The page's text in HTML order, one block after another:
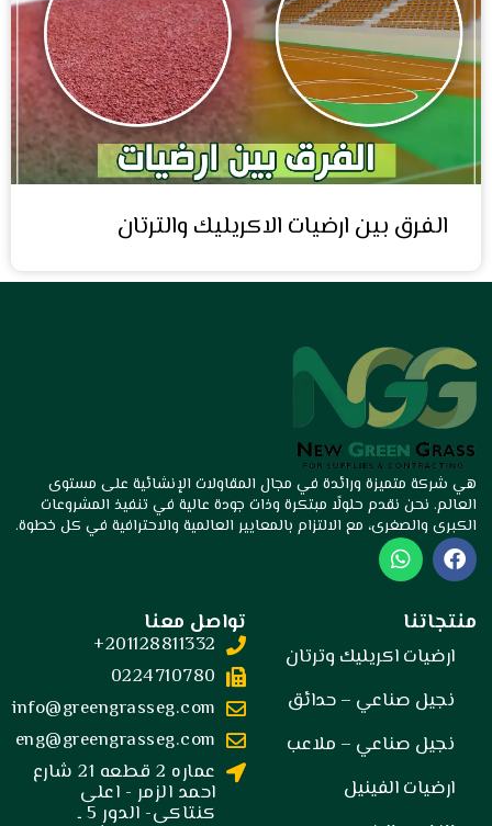
الفرق بين ارضيات الاكريليك والترتان
هي شركة متميزة ورائدة في مجال المقاولات الإنشائية على مستوى
العالم. نحن نقدم حلولًا مبتكرة وذات جودة عالية في تنفيذ المشروعات
الكبرى والصغرى، مع الالتزام بالمعايير العالمية والاحترافية في كل خطوة.
F
a
c
e
b
o
k
W
h
a
a
p
منتجاتنا
ارضيات اكريليك وترتان
نجيل صناعي – حدائق
نجيل صناعي – ملاعب
ارضيات الفينيل
تواصل معنا
201128811332+
0224710780
info@greengrasseg.com
eng@greengrasseg.com
عماره 2 قطعه 21 شارع
احمد الزمر - اعلى
كنتاكى- الدور 5 ـ